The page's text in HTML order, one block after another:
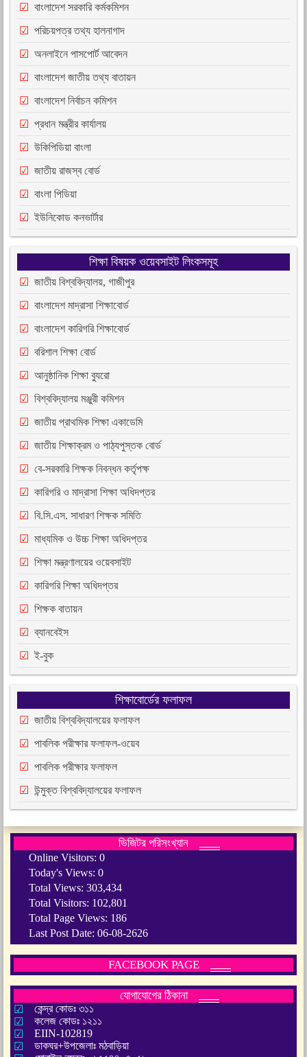
বাংলাদেশ সরকারি কর্মকমিশন
পরিচয়পত্র তথ্য হালনাগাদ
অনলাইনে পাসপোর্ট আবেদন
বাংলাদেশ জাতীয় তথ্য বাতায়ন
বাংলাদেশ নির্বাচন কমিশন
প্রধান মন্ত্রীর কার্যালয়
উকিপিডিয়া বাংলা
জাতীয় রাজস্ব বোর্ড
বাংলা পিডিয়া
ইউনিকোড কনভার্টার
শিক্ষা বিষয়ক ওয়েবসাইট লিংকসমূহ
জাতীয় বিশ্ববিদ্যালয়, গাজীপুর
বাংলাদেশ মাদ্রাসা শিক্ষাবোর্ড
বাংলাদেশ কারিগরি শিক্ষাবোর্ড
বরিশাল শিক্ষা বোর্ড
আনুষ্ঠানিক শিক্ষা ব্যুরো
বিশ্ববিদ্যালয় মঞ্জুরী কমিশন
জাতীয় প্রাথমিক শিক্ষা একাডেমি
জাতীয় শিক্ষাক্রম ও পাঠ্যপুস্তক বোর্ড
বে-সরকারি শিক্ষক নিবন্ধন কর্তৃপক্ষ
কারিগরি ও মাদ্রাসা শিক্ষা অধিদপ্তর
বি.সি.এস. সাধারণ শিক্ষক সমিতি
মাধ্যমিক ও উচ্চ শিক্ষা অধিদপ্তর
শিক্ষা মন্ত্রণালয়ের ওয়েবসাইট
কারিগরি শিক্ষা অধিদপ্তর
শিক্ষক বাতায়ন
ব্যানবেইস
ই-বুক
শিক্ষাবোর্ডের ফলাফল
জাতীয় বিশ্ববিদ্যালয়ের ফলাফল
পাবলিক পরীক্ষার ফলাফল-ওয়েব
পাবলিক পরীক্ষার ফলাফল
উন্মুক্ত বিশ্ববিদ্যালয়ের ফলাফল
ভিজিটর পরিসংখ্যান
Online Visitors: 0
Today's Views: 0
Total Views: 303,434
Total Visitors: 102,801
Total Page Views: 186
Last Post Date: 06-08-2626
FACEBOOK PAGE
যোগাযোগের ঠিকানা
কেন্দ্র কোডঃ ৩১১
কলেজ কোডঃ ১২১১
EIIN-102819
ডাকঘর+উপজেলাঃ মঠবাড়িয়া